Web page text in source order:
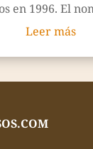
en 1996. El
Leer más